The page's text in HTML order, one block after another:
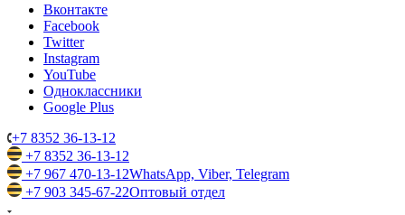
Вконтакте
Facebook
Twitter
Instagram
YouTube
Одноклассники
Google Plus
+7 8352 36-13-12
+7 8352 36-13-12
+7 967 470-13-12WhatsApp, Viber, Telegram
+7 903 345-67-22Оптовый отдел